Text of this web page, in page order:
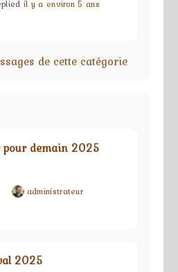
il y a environ 5 ans
de cette catégorie
pour demain 2025
administrateur
2025